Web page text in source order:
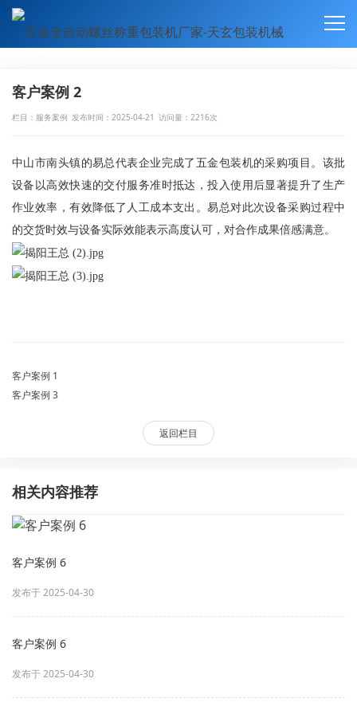
服务案例
CASE
客户案例 2
栏目：服务案例 发布时间：2025-04-21 访问量：2216次
中山市南头镇的易总代表企业完成了五金包装机的采购项目。该批
设备以高效快速的交付服务准时抵达，投入使用后显著提升了生产
作业效率，有效降低了人工成本支出。易总对此次设备采购过程中
的交货时效与设备实际效能表示高度认可，对合作成果倍感满意。
客户案例 1
客户案例 3
返回栏目
相关内容推荐
客户案例 6
发布于 2025-04-30
客户案例 6
发布于 2025-04-30